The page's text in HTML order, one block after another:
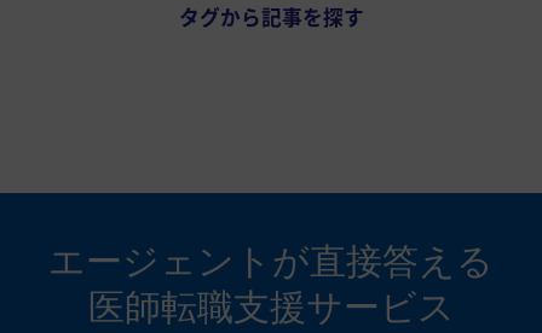
タグから記事を探す
エージェントが直接答える
医師転職支援サービス